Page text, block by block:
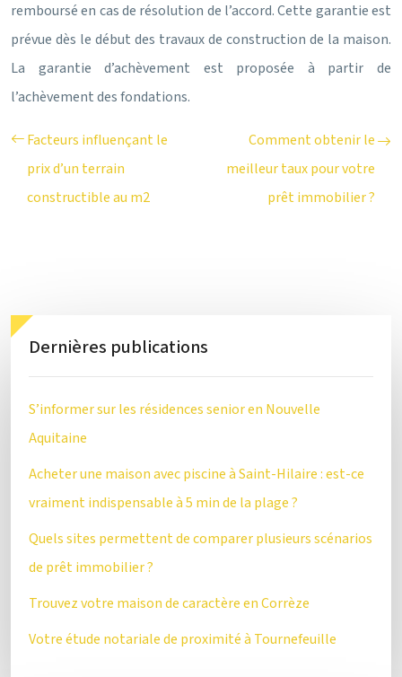
remboursé en cas de résolution de l’accord. Cette garantie est
prévue dès le début des travaux de construction de la maison.
La garantie d’achèvement est proposée à partir de
l’achèvement des fondations.
Facteurs influençant le
prix d’un terrain
constructible au m2
Comment obtenir le
meilleur taux pour votre
prêt immobilier ?
Dernières publications
S’informer sur les résidences senior en Nouvelle
Aquitaine
Acheter une maison avec piscine à Saint-Hilaire : est-ce
vraiment indispensable à 5 min de la plage ?
Quels sites permettent de comparer plusieurs scénarios
de prêt immobilier ?
Trouvez votre maison de caractère en Corrèze
Votre étude notariale de proximité à Tournefeuille